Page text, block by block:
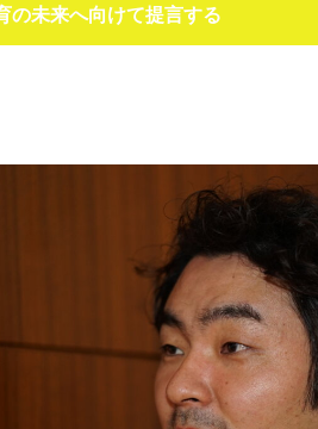
の未来へ向けて提言する